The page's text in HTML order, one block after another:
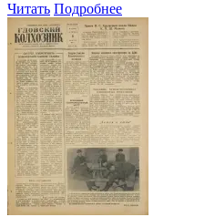
Читать Подробнее